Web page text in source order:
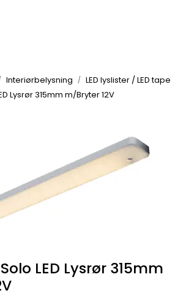
Interiørbelysning
LED lyslister / LED tape
Lysrør 315mm m/Bryter 12V
LED Lysrør 315mm